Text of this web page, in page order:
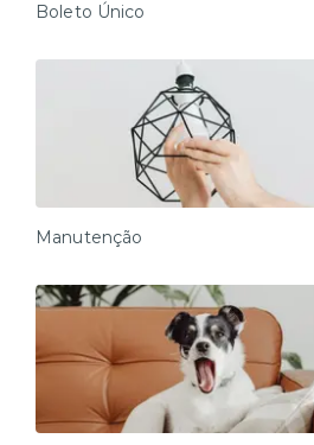
Boleto Único
Manutenção